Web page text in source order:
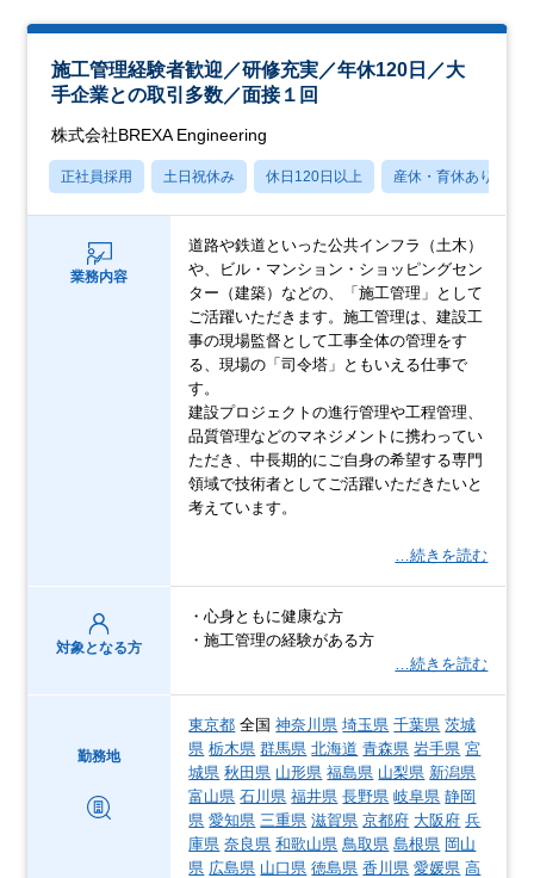
施工管理経験者歓迎／研修充実／年休120日／大
手企業との取引多数／面接１回
株式会社BREXA Engineering
正社員採用 土日祝休み 休日120日以上 産休・育休あり
業務内容
道路や鉄道といった公共インフラ（土木）
や、ビル・マンション・ショッピングセン
ター（建築）などの、「施工管理」として
ご活躍いただきます。施工管理は、建設工
事の現場監督として工事全体の管理をす
る、現場の「司令塔」ともいえる仕事で
す。
建設プロジェクトの進行管理や工程管理、
品質管理などのマネジメントに携わってい
ただき、中長期的にご自身の希望する専門
領域で技術者としてご活躍いただきたいと
考えています。
…続きを読む
対象となる方
・心身ともに健康な方
・施工管理の経験がある方
…続きを読む
勤務地
東京都 全国神奈川県 埼玉県 千葉県 茨城
県 栃木県 群馬県 北海道 青森県 岩手県 宮
城県 秋田県 山形県 福島県 山梨県 新潟県
富山県 石川県 福井県 長野県 岐阜県 静岡
県 愛知県 三重県 滋賀県 京都府 大阪府 兵
庫県 奈良県 和歌山県 鳥取県 島根県 岡山
県 広島県 山口県 徳島県 香川県 愛媛県 高